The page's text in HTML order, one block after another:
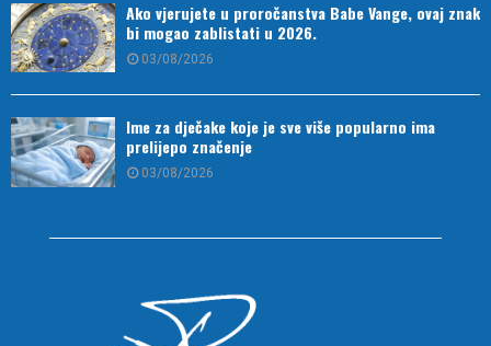
Ako vjerujete u proročanstva Babe Vange, ovaj znak
bi mogao zablistati u 2026.
03/08/2026
Ime za dječake koje je sve više popularno ima
prelijepo značenje
03/08/2026